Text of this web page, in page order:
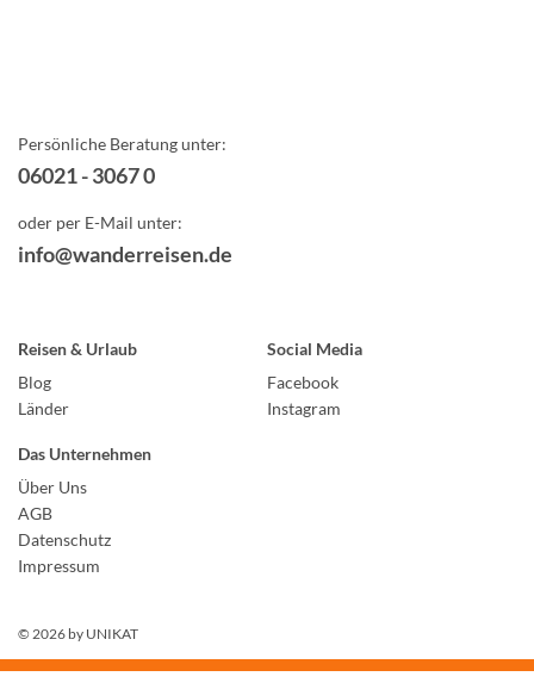
Persönliche Beratung unter:
06021 - 3067 0
oder per E-Mail unter:
info@wanderreisen.de
Reisen & Urlaub
Blog
Länder
Social Media
Facebook
Instagram
Das Unternehmen
Über Uns
AGB
Datenschutz
Impressum
© 2026 by UNIKAT